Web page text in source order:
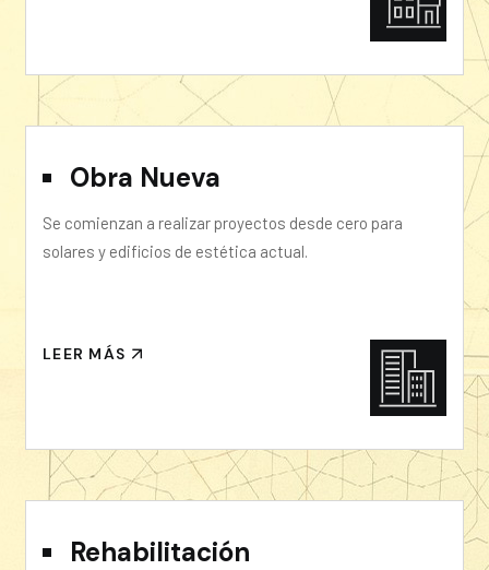
Obra Nueva
Se comienzan a realizar proyectos desde cero para
solares y edificios de estética actual.
LEER MÁS
Rehabilitación